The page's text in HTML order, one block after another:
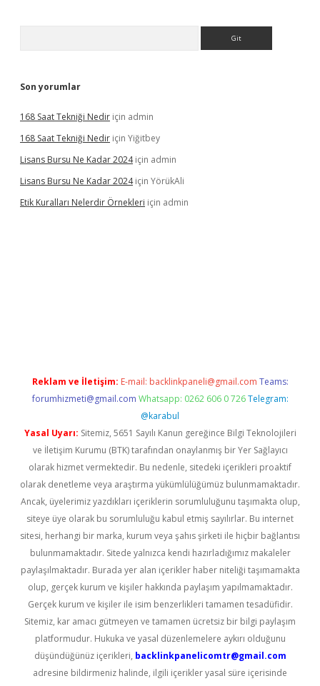
Son yorumlar
168 Saat Tekniği Nedir için admin
168 Saat Tekniği Nedir için Yiğitbey
Lisans Bursu Ne Kadar 2024için admin
Lisans Bursu Ne Kadar 2024için YörükAli
Etik Kuralları Nelerdir Örnekleri için admin
Reklam ve İletişim: E-mail: backlinkpaneli@gmail.com Teams:
forumhizmeti@gmail.com Whatsapp: 0262 606 0 726 Telegram:
@karabul
Yasal Uyarı: Sitemiz, 5651 Sayılı Kanun gereğince Bilgi Teknolojileri
ve İletişim Kurumu (BTK) tarafından onaylanmış bir Yer Sağlayıcı
olarak hizmet vermektedir. Bu nedenle, sitedeki içerikleri proaktif
olarak denetleme veya araştırma yükümlülüğümüz bulunmamaktadır.
Ancak, üyelerimiz yazdıkları içeriklerin sorumluluğunu taşımakta olup,
siteye üye olarak bu sorumluluğu kabul etmiş sayılırlar. Bu internet
sitesi, herhangi bir marka, kurum veya şahıs şirketi ile hiçbir bağlantısı
bulunmamaktadır. Sitede yalnızca kendi hazırladığımız makaleler
paylaşılmaktadır. Burada yer alan içerikler haber niteliği taşımamakta
olup, gerçek kurum ve kişiler hakkında paylaşım yapılmamaktadır.
Gerçek kurum ve kişiler ile isim benzerlikleri tamamen tesadüfidir.
Sitemiz, kar amacı gütmeyen ve tamamen ücretsiz bir bilgi paylaşım
platformudur. Hukuka ve yasal düzenlemelere aykırı olduğunu
düşündüğünüz içerikleri, backlinkpanelicomtr@gmail.com
adresine bildirmeniz halinde, ilgili içerikler yasal süre içerisinde